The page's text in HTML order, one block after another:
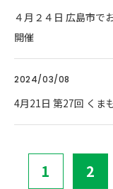
４月２４日 広島市で
開催
2024/03/08
4月21日 第27回 くま
1 2